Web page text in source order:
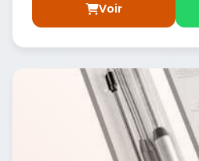
Voir